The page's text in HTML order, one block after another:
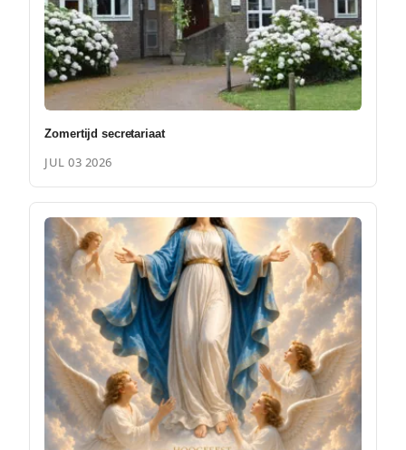
Zomertijd secretariaat
JUL 03 2026